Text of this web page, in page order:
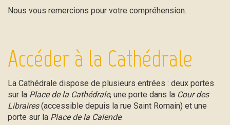
Nous vous remercions pour votre compréhension.
Accéder à la Cathédrale
La Cathédrale dispose de plusieurs entrées : deux portes
sur la Place de la Cathédrale, une porte dans la Cour des
Libraires(accessible depuis la rue Saint Romain) et une
porte sur la Place de la Calende.